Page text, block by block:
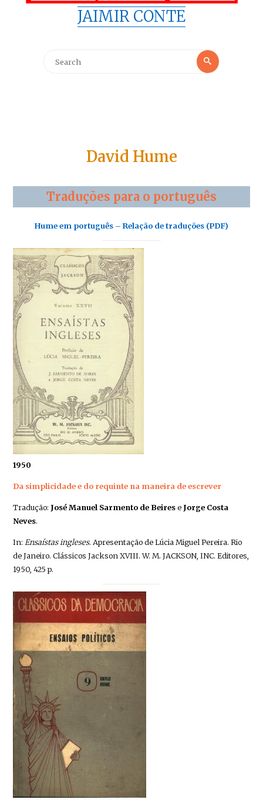
JAIMIR CONTE
Search
Search
David Hume
Traduções para o português
Hume em português – Relação de traduções (PDF)
1950
Da simplicidade e do requinte na maneira de escrever
Tradução: José Manuel Sarmento de Beirese Jorge Costa
Neves.
In: Ensaístas ingleses. Apresentação de Lúcia Miguel Pereira. Rio
de Janeiro. Clássicos Jackson XVIII. W. M. JACKSON, INC. Editores,
1950, 425 p.